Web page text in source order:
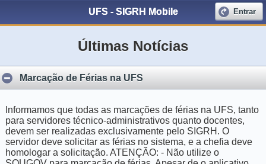
UFS - SIGRH Mobile Entrar
Últimas Notícias
Marcação de Férias na UFS
Informamos que todas as marcações de férias na UFS, tanto
para servidores técnico-administrativos quanto docentes,
devem ser realizadas exclusivamente pelo SIGRH. O
servidor deve solicitar as férias no sistema, e a chefia deve
homologar a solicitação. ATENÇÃO: - Não utilize o